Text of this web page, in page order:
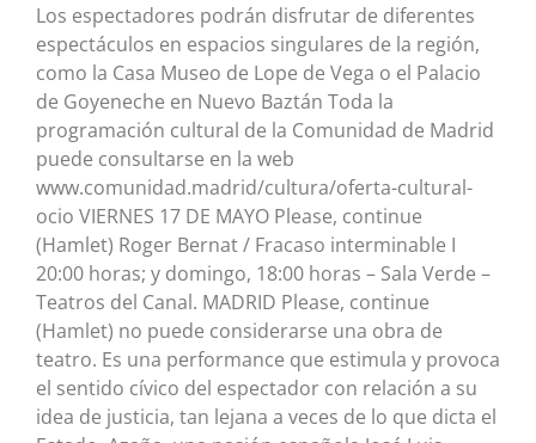
Los espectadores podrán disfrutar de diferentes
espectáculos en espacios singulares de la región,
como la Casa Museo de Lope de Vega o el Palacio
de Goyeneche en Nuevo Baztán Toda la
programación cultural de la Comunidad de Madrid
puede consultarse en la web
www.comunidad.madrid/cultura/oferta-cultural-
ocio VIERNES 17 DE MAYO Please, continue
(Hamlet) Roger Bernat / Fracaso interminable I
20:00 horas; y domingo, 18:00 horas – Sala Verde –
Teatros del Canal. MADRID Please, continue
(Hamlet) no puede considerarse una obra de
teatro. Es una performance que estimula y provoca
el sentido cívico del espectador con relación a su
idea de justicia, tan lejana a veces de lo que dicta el